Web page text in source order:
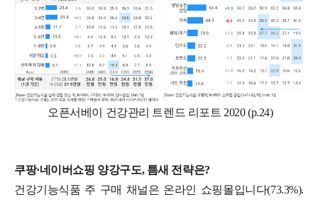
오픈서베이 건강관리 트렌드 리포트 2020 (p.24)
쿠팡·네이버쇼핑 양강구도, 틈새 전략은?
건강기능식품 주 구매 채널은 온라인 쇼핑몰입니다(73.3%).